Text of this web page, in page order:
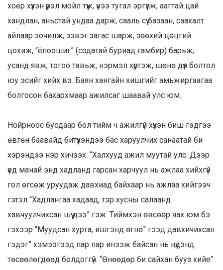
хоёр хүүхэн үрэл мойл түүж, үнээ тугал эргүүлж, аагтай цай
хандлан, аньстай ундаа дарж, сааль сүү базаан, саахалт
айлаар зочилж, зэвэг загас шарж, зөөхий цөцгий
цохиж, “ёпоошиг” (содатай буриад гамбир) барьж,
усанд явж, тогоо тавьж, нэрмэл хүртэж, шөнө дүл болтол
юу эсийг хийх вэ. Баян хангайн хишгийг амьжиргаагаа
болгосон бахархмаар ажилсаг шаавай улс юм.
Нойрноос бусдаар бол тийм ч ажилгүй хүүхэн биш гэдгээ
өвгөн баавайд битүүхэндээ бас харуулчих санаатай би
хэрэндээ нэр хичээх. “Халхууд ажил муутай улс. Дээр
үед манай энд хадланд гарсан харчуул нь ажлаа хийхгүй
гол өгсөж уруудаж давхиад байхаар нь ажлаа хийгээч
гэтэл “Хадлангаа хадаад, тэр хусны салаанд
хавчуулчихсан шүү дээ” гэж. Тиймхэн өвсөөр яах юм бэ
гэхээр “Муудсан хурга, ишгэнд өгнө” гээд давхичихсан
гэдэг” хэмээгээд пар пар инээж байсан нь нүдэнд
төсөөлөгдөөд болдоггүй. “Өнөөдөр би сайхан бууз хийе”